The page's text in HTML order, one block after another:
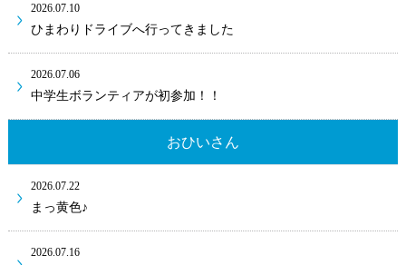
2026.07.10
ひまわりドライブへ行ってきました
2026.07.06
中学生ボランティアが初参加！！
おひいさん
2026.07.22
まっ黄色♪
2026.07.16